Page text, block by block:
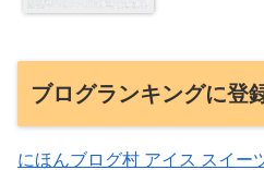
ブログランキングに登
にほんブログ村 アイス スイー